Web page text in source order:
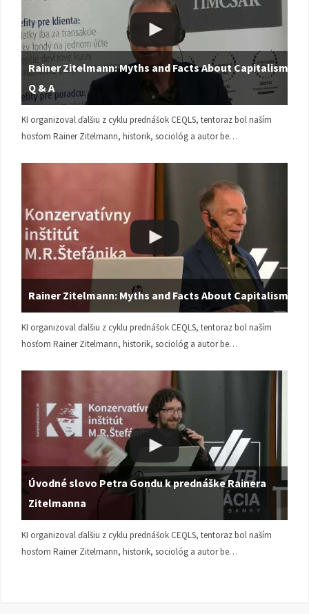
Rainer Zitelmann: Myths and Facts About Capitalism |
Q & A
KI organizoval ďalšiu z cyklu prednášok CEQLS, tentoraz bol naším
hosťom Rainer Zitelmann, historik, sociológ a autor be…
Rainer Zitelmann: Myths and Facts About Capitalism
KI organizoval ďalšiu z cyklu prednášok CEQLS, tentoraz bol naším
hosťom Rainer Zitelmann, historik, sociológ a autor be…
Úvodné slovo Petra Gondu k prednáške Rainera
Zitelmanna
KI organizoval ďalšiu z cyklu prednášok CEQLS, tentoraz bol naším
hosťom Rainer Zitelmann, historik, sociológ a autor be…